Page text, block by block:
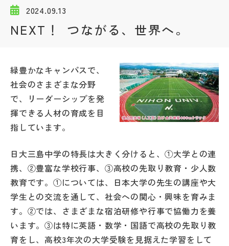
学校動画
私学探検隊
帰国生受験情報
説明会・イベント情報
よみもの
学校からのお知らせ
学校HP最新情報
2024.09.13
NEXT！ つながる、世界へ。
緑豊かなキャンパスで、
社会のさまざまな分野
で、リーダーシップを発
揮できる人材の育成を目
指しています。
日大三島中学の特長は大きく分けると、①大学との連
携、②豊富な学校行事、③高校の先取り教育・少人数
教育です。①については、日本大学の先生の講座や大
学生との交流を通して、社会への関心・興味を育みま
す。②では、さまざまな宿泊研修や行事で協働力を養
います。③は特に英語・数学・国語で高校の先取り教
育をし、高校3年次の大学受験を見据えた学習をして